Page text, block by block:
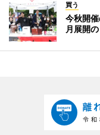
買う
今秋開
月展開